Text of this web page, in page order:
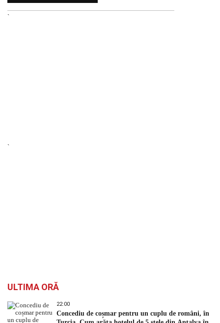
`
`
ULTIMA ORĂ
22:00
Concediu de coșmar pentru un cuplu de români, în